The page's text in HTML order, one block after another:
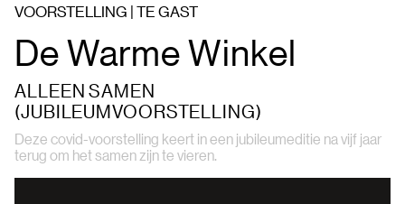
VOORSTELLING | TE GAST
De Warme Winkel
ALLEEN SAMEN
(JUBILEUMVOORSTELLING)
Deze covid-voorstelling keert in een jubileumeditie na vijf jaar
terug om het samen zijn te vieren.